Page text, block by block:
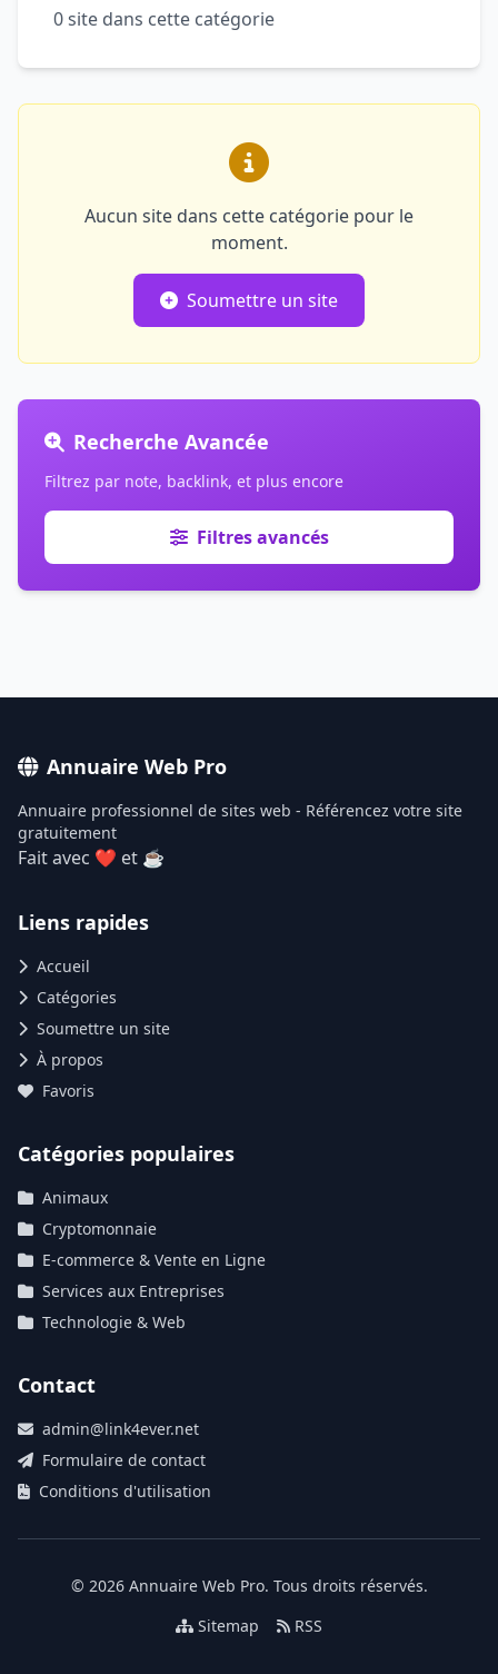
Recherche Avancée
Filtrez par note, backlink, et plus encore
Filtres avancés
0 site dans cette catégorie
Aucun site dans cette catégorie pour le
moment.
Soumettre un site
Annuaire Web Pro
Annuaire professionnel de sites web - Référencez votre site
gratuitement
Fait avec ❤ et ☕
Liens rapides
Accueil
Catégories
Soumettre un site
À propos
Favoris
Catégories populaires
Animaux
Cryptomonnaie
E-commerce & Vente en Ligne
Services aux Entreprises
Technologie & Web
Contact
admin@link4ever.net
Formulaire de contact
Conditions d'utilisation
© 2026 Annuaire Web Pro. Tous droits réservés.
Sitemap
RSS